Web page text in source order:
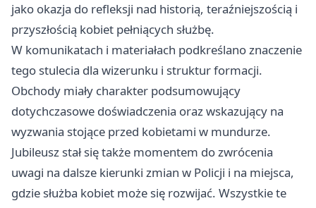
jako okazja do refleksji nad historią, teraźniejszością i
przyszłością kobiet pełniących służbę.
W komunikatach i materiałach podkreślano znaczenie
tego stulecia dla wizerunku i struktur formacji.
Obchody miały charakter podsumowujący
dotychczasowe doświadczenia oraz wskazujący na
wyzwania stojące przed kobietami w mundurze.
Jubileusz stał się także momentem do zwrócenia
uwagi na dalsze kierunki zmian w Policji i na miejsca,
gdzie służba kobiet może się rozwijać. Wszystkie te